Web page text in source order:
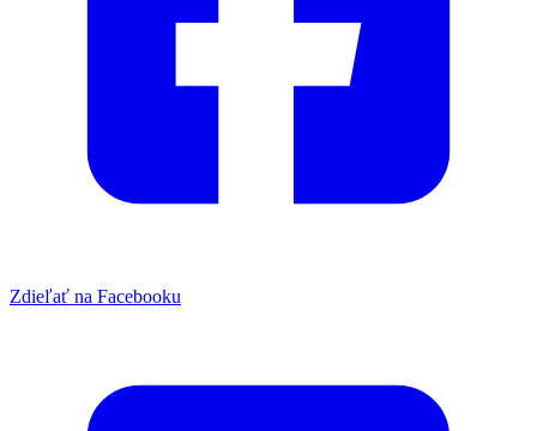
Zdieľať na Facebooku